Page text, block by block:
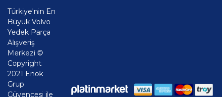
Türkiye'nin En
Büyük Volvo
Yedek Parça
Alışveriş
Merkezi ©
Copyright
2021 Enok
Grup
Güvencesi ile